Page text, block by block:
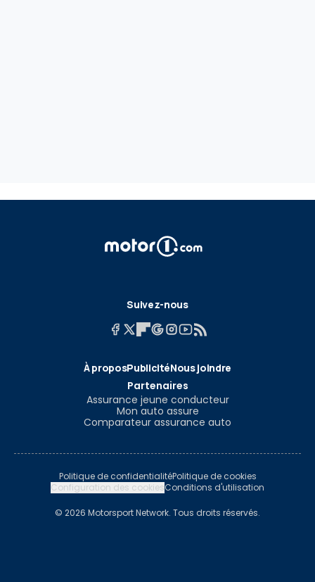
Suivez-nous
À proposPublicitéNous joindre
Partenaires
Assurance jeune conducteur
Mon auto assure
Comparateur assurance auto
Politique de confidentialitéPolitique de cookies
Configuration des cookiesConditions d'utilisation
© 2026 Motorsport Network. Tous droits réservés.